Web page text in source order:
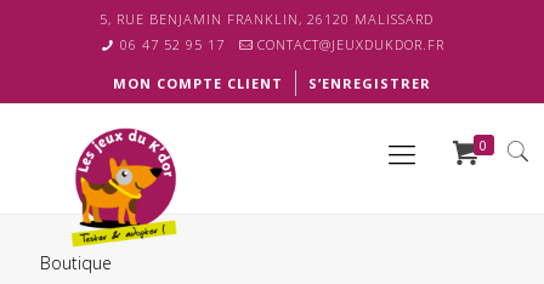
5, RUE BENJAMIN FRANKLIN, 26120 MALISSARD
06 47 52 95 17
CONTACT@JEUXDUKDOR.FR
MON COMPTE CLIENT S’ENREGISTRER
0
Boutique